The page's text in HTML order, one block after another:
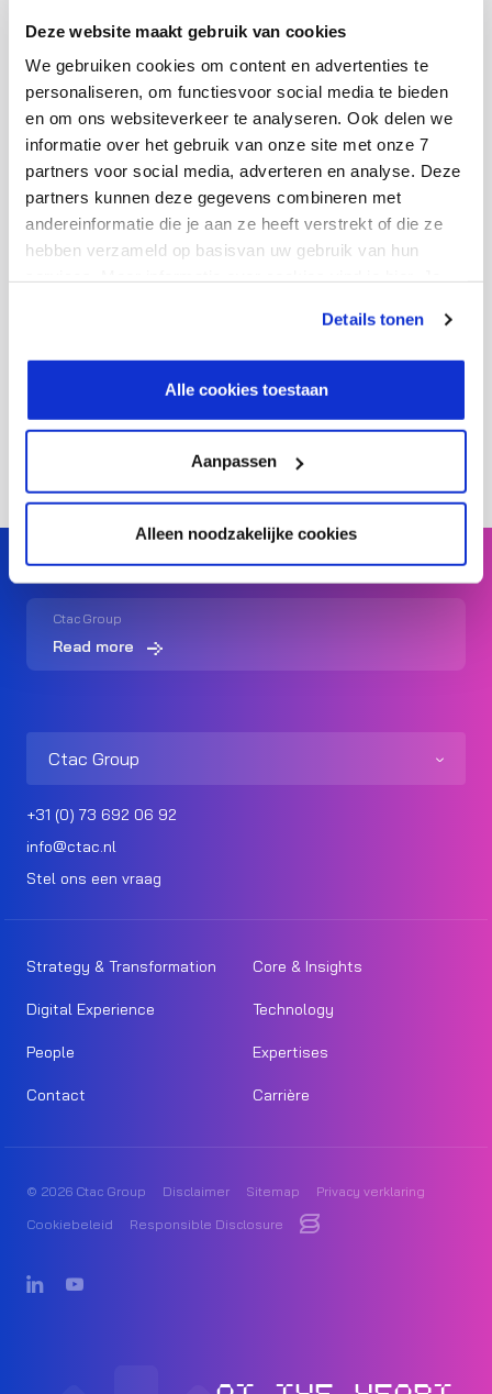
Deze website maakt gebruik van cookies
We gebruiken cookies om content en advertenties te
personaliseren, om functiesvoor social media te bieden
en om ons websiteverkeer te analyseren. Ook delen we
informatie over het gebruik van onze site met onze 7
partners voor social media, adverteren en analyse. Deze
partners kunnen deze gegevens combineren met
andereinformatie die je aan ze heeft verstrekt of die ze
hebben verzameld op basisvan uw gebruik van hun
aanpassen via de CO-knop linksonder. Lees meer over
hoe wij jouw gegevensverwerken in onze privacy- en
Details tonen
Alle cookies toestaan
Aanpassen
Alleen noodzakelijke cookies
Betaling van het dividend in contanten en levering van
gewone aandelen uit hoofde van verwisseling van
dividendrechten zal vanaf 15 mei 2023 plaatsvinden.
Download persbericht als PDF
Ctac Group
Read more
Ctac Group
+31 (0) 73 692 06 92
info@ctac.nl
Stel ons een vraag
Strategy & Transformation Core & Insights
Digital Experience Technology
People Expertises
Contact Carrière
© 2026 Ctac Group Disclaimer Sitemap
Privacy verklaring
Cookiebeleid
Responsible Disclosure